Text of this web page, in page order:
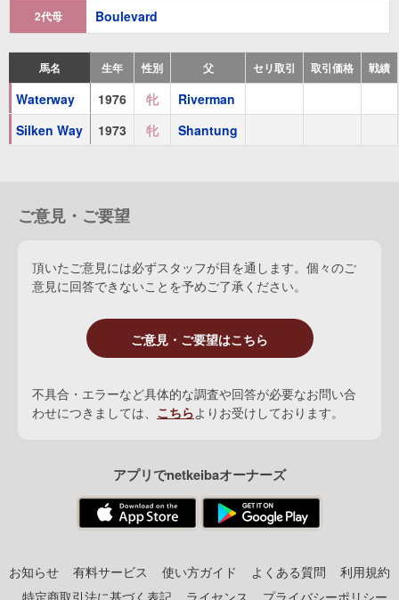
祖母 Boulevard (牝1968 栗毛Pall Mall) 海外3勝
1着：プリンセルマーガレットS
Waterway (牝1976 栗毛Riverman)
2着：フィリーズマイル(G3)
ローズベリーアヴェニュー Rosebery Avenue [愛](牝1986
2代母 Boulevard
馬名 生年 性別 父 セリ取引 取引価格 戦績
Waterway 1976 牝
Riverman
Silken Way
1973 牝 Shantung
ご意見・ご要望
頂いたご意見には必ずスタッフが目を通します。個々のご
意見に回答できないことを予めご了承ください。
ご意見・ご要望はこちら
不具合・エラーなど具体的な調査や回答が必要なお問い合
わせにつきましては、 こちらよりお受けしております。
アプリでnetkeibaオーナーズ
お知らせ 有料サービス 使い方ガイド よくある質問
利用規約